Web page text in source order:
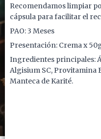
Recomendamos limpiar
cápsula para facilitar el
PAO: 3 Meses
Presentación: Crema x
Ingredientes principales:
Algisium SC, Provitamina
Manteca de Karité.